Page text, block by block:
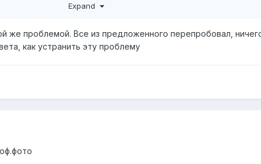
работало"
> безопасность->изменить (полный доступ)
Expand
же проблемой. Все из предложенного перепробовал,
как устранить эту проблему